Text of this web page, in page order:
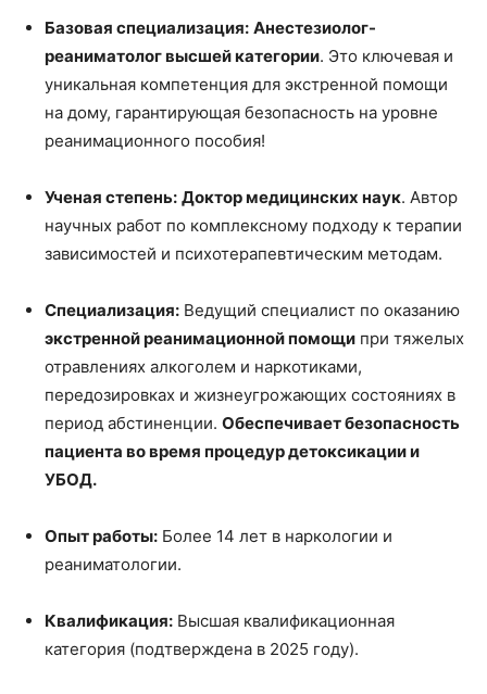
Базовая специализация: Анестезиолог-
реаниматолог высшей категории. Это ключевая и
уникальная компетенция для экстренной помощи
на дому, гарантирующая безопасность на уровне
реанимационного пособия!
Ученая степень: Доктор медицинских наук. Автор
научных работ по комплексному подходу к терапии
зависимостей и психотерапевтическим методам.
Специализация: Ведущий специалист по оказанию
экстренной реанимационной помощи при тяжелых
отравлениях алкоголем и наркотиками,
передозировках и жизнеугрожающих состояниях в
период абстиненции. Обеспечивает безопасность
пациента во время процедур детоксикации и
УБОД.
Опыт работы: Более 14 лет в наркологии и
реаниматологии.
Квалификация: Высшая квалификационная
категория (подтверждена в 2025 году).